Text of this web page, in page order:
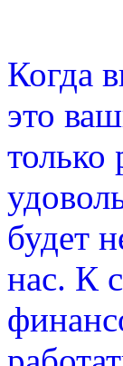
Когда
это
только
будет
нас. К